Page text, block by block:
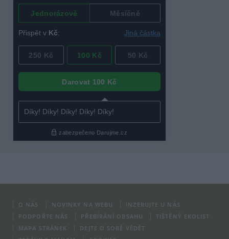
O NÁS NOVINKY NA WEBU
INZERUJTE U NÁS
PODPOŘTE NÁS
PŘEBÍRÁNÍ OBSAHU
TIŠTĚNÝ EKOLIST
MAPA STRÁNEK
DEJTE O SOBĚ VĚDĚT